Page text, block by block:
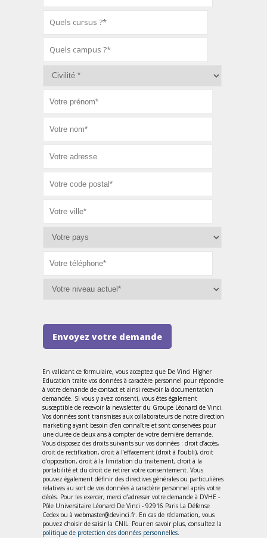
Envoyez votre demande
En validant ce formulaire, vous acceptez que De Vinci Higher
Education traite vos données à caractère personnel pour répondre
à votre demande de contact et ainsi recevoir la documentation
demandée. Si vous y avez consenti, vous êtes également
susceptible de recevoir la newsletter du Groupe Léonard de Vinci.
Vos données sont transmises aux collaborateurs de notre direction
marketing ayant besoin d’en connaître et sont conservées pour
une durée de deux ans à compter de votre dernière demande.
Vous disposez des droits suivants sur vos données : droit d’accès,
droit de rectification, droit à l’effacement (droit à l’oubli), droit
d’opposition, droit à la limitation du traitement, droit à la
portabilité et du droit de retirer votre consentement. Vous
pouvez également définir des directives générales ou particulières
relatives au sort de vos données à caractère personnel après votre
décès. Pour les exercer, merci d’adresser votre demande à DVHE -
Pôle Universitaire Léonard De Vinci - 92916 Paris La Défense
Cedex ou à webmaster@devinci.fr. En cas de réclamation, vous
pouvez choisir de saisir la CNIL. Pour en savoir plus, consultez la
politique de protection des données personnelles.